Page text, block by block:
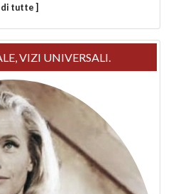
tutte ]
VIZI UNIVERSALI.